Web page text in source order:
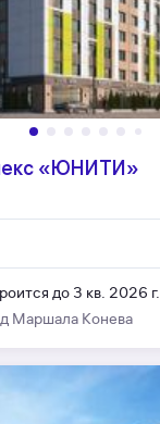
«ЮНИТИ»
до 3 кв. 2026 г.
Маршала Конева